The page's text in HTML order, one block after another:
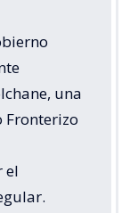
una
Fronterizo
el